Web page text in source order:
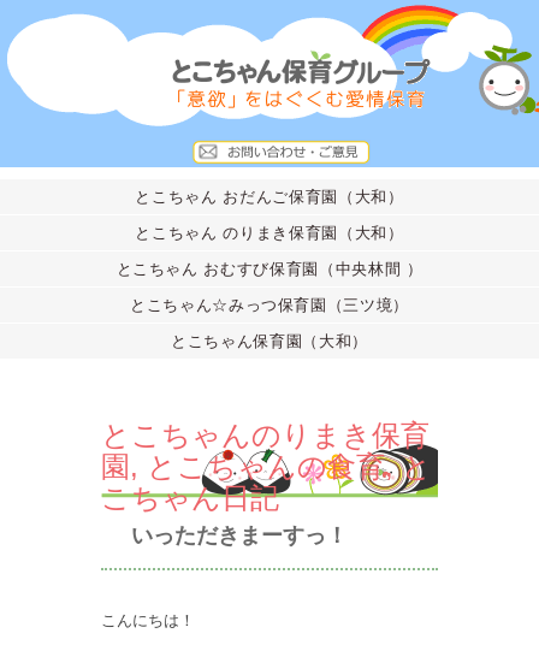
とこちゃん おだんご保育園（大和）
とこちゃん のりまき保育園（大和）
とこちゃん おむすび保育園（中央林間 ）
とこちゃん☆みっつ保育園（三ツ境）
とこちゃん保育園（大和）
とこちゃんのりまき保育
園 , とこちゃんの食育,と
こちゃん日記
いっただきまーすっ！
こんにちは！